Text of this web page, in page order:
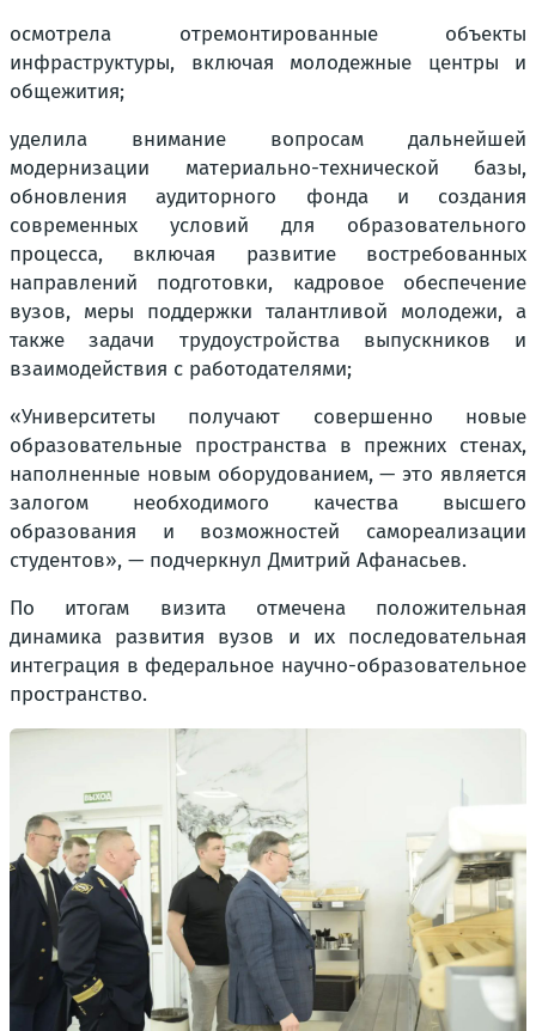
осмотрела отремонтированные объекты
инфраструктуры, включая молодежные центры и
общежития;
уделила внимание вопросам дальнейшей
модернизации материально-технической базы,
обновления аудиторного фонда и создания
современных условий для образовательного
процесса, включая развитие востребованных
направлений подготовки, кадровое обеспечение
вузов, меры поддержки талантливой молодежи, а
также задачи трудоустройства выпускников и
взаимодействия с работодателями;
«Университеты получают совершенно новые
образовательные пространства в прежних стенах,
наполненные новым оборудованием, — это является
залогом необходимого качества высшего
образования и возможностей самореализации
студентов», — подчеркнул Дмитрий Афанасьев.
По итогам визита отмечена положительная
динамика развития вузов и их последовательная
интеграция в федеральное научно-образовательное
пространство.